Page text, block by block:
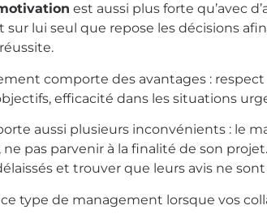
est aussi plus forte qu’avec
sur lui seul que repose les décisions
comporte des avantages :
efficacité dans les situations
aussi plusieurs inconvénients : le
pas parvenir à la finalité de son
et trouver que leurs avis ne
type de management lorsque vos